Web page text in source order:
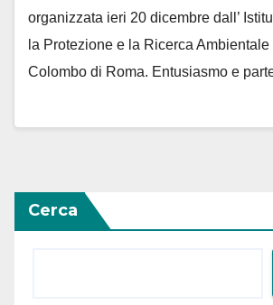
organizzata ieri 20 dicembre dall’
la Protezione e la Ricerca Ambientale
Colombo di Roma. Entusiasmo e
Cerca